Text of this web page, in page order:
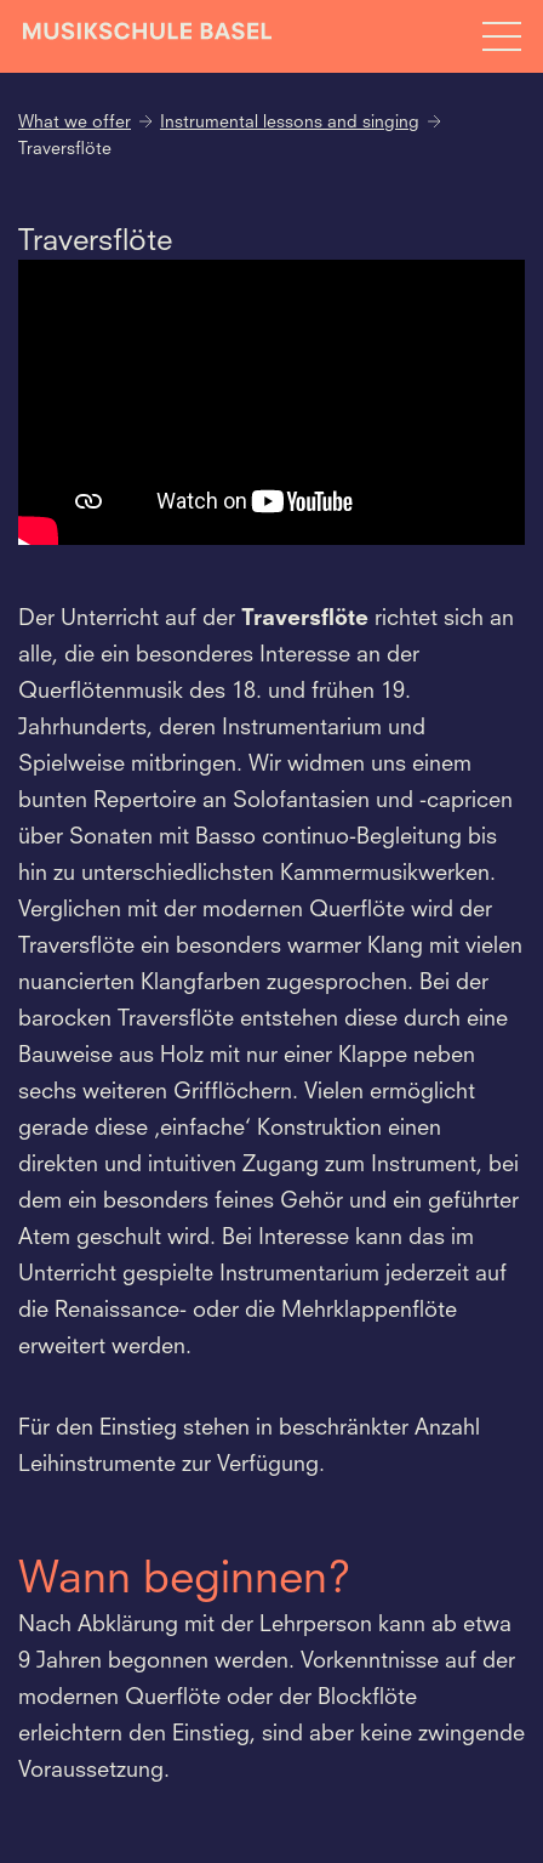
What we offer
Instrumental lessons and singing
Traversflöte
Traversflöte
Der Unterricht auf der Traversflöte richtet sich an
alle, die ein besonderes Interesse an der
Querflötenmusik des 18. und frühen 19.
Jahrhunderts, deren Instrumentarium und
Spielweise mitbringen. Wir widmen uns einem
bunten Repertoire an Solofantasien und -capricen
über Sonaten mit Basso continuo-Begleitung bis
hin zu unterschiedlichsten Kammermusikwerken.
Verglichen mit der modernen Querflöte wird der
Traversflöte ein besonders warmer Klang mit vielen
nuancierten Klangfarben zugesprochen. Bei der
barocken Traversflöte entstehen diese durch eine
Bauweise aus Holz mit nur einer Klappe neben
sechs weiteren Grifflöchern. Vielen ermöglicht
gerade diese ‚einfache‘ Konstruktion einen
direkten und intuitiven Zugang zum Instrument, bei
dem ein besonders feines Gehör und ein geführter
Atem geschult wird. Bei Interesse kann das im
Unterricht gespielte Instrumentarium jederzeit auf
die Renaissance- oder die Mehrklappenflöte
erweitert werden.
Für den Einstieg stehen in beschränkter Anzahl
Leihinstrumente zur Verfügung.
Wann beginnen?
Nach Abklärung mit der Lehrperson kann ab etwa
9 Jahren begonnen werden. Vorkenntnisse auf der
modernen Querflöte oder der Blockflöte
erleichtern den Einstieg, sind aber keine zwingende
Voraussetzung.